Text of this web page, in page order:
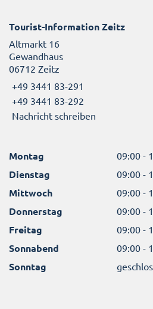
Tourist-Information Zeitz
Altmarkt 16
Gewandhaus
06712 Zeitz
+49 3441 83-291
+49 3441 83-292
Nachricht schreiben
Montag 09:00 -
Dienstag 09:00 -
Mittwoch 09:00 -
Donnerstag 09:00 -
Freitag 09:00 -
Sonnabend 09:00 -
Sonntag